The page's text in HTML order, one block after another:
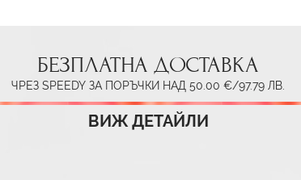
БЕЗПЛАТНА ДОСТАВКА
ЧРЕЗ SPEEDY ЗА ПОРЪЧКИ НАД 50.00 €/97.79 ЛВ.
ВИЖ ДЕТАЙЛИ